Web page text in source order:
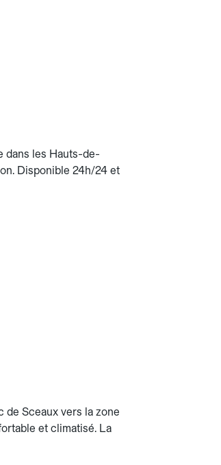
dans les Hauts-de-
Disponible 24h/24 et
de Sceaux vers la zone
et climatisé. La